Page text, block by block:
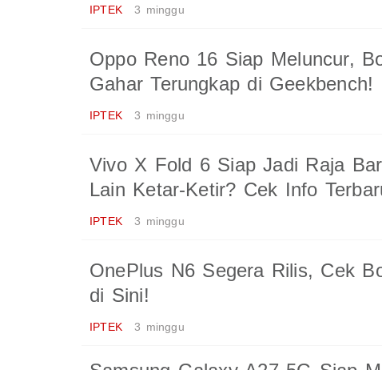
IPTEK 3 minggu
Oppo Reno 16 Siap Meluncur,
Gahar Terungkap di Geekbench!
IPTEK 3 minggu
Vivo X Fold 6 Siap Jadi Raja
Lain Ketar-Ketir? Cek Info
IPTEK 3 minggu
OnePlus N6 Segera Rilis, Cek
di Sini!
IPTEK 3 minggu